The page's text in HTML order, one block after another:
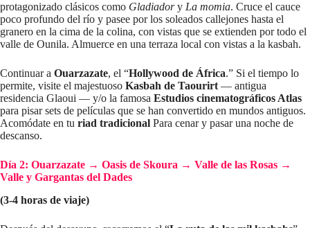
protagonizado clásicos como Gladiadory La momia. Cruce el cauce
poco profundo del río y pasee por los soleados callejones hasta el
granero en la cima de la colina, con vistas que se extienden por todo el
valle de Ounila. Almuerce en una terraza local con vistas a la kasbah.
Continuar a Ouarzazate, el “Hollywood de África.” Si el tiempo lo
permite, visite el majestuoso Kasbah de Taourirt — antigua
residencia Glaoui — y/o la famosa Estudios cinematográficos Atlas
para pisar sets de películas que se han convertido en mundos antiguos.
Acomódate en tu riad tradicional Para cenar y pasar una noche de
descanso.
Día 2: Ouarzazate → Oasis de Skoura → Valle de las Rosas →
Valle y Gargantas del Dades
(3-4 horas de viaje)